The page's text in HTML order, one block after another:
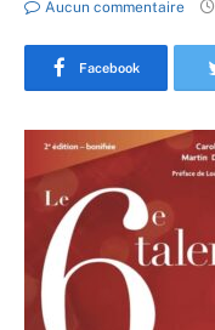
Aucun commentaire
Facebook